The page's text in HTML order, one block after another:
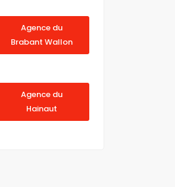
Agence du
Brabant Wallon
Agence du
Hainaut